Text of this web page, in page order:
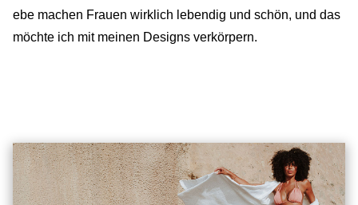
ebe machen Frauen wirklich lebendig und schön, und das
möchte ich mit meinen Designs verkörpern.